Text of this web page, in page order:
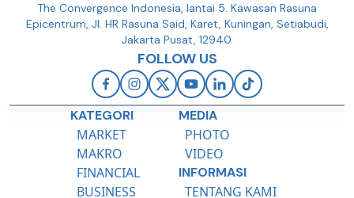
The Convergence Indonesia, lantai 5. Kawasan Rasuna
Epicentrum, Jl. HR Rasuna Said, Karet, Kuningan, Setiabudi,
Jakarta Pusat, 12940.
FOLLOW US
KATEGORI
MARKET
MAKRO
FINANCIAL
BUSINESS
MEDIA
PHOTO
VIDEO
INFORMASI
TENTANG KAMI